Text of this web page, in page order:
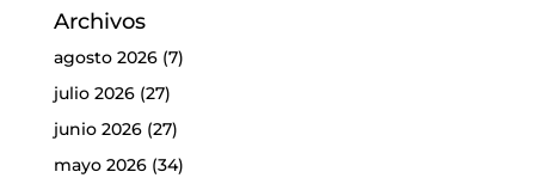
Archivos
agosto 2026(7)
julio 2026(27)
junio 2026(27)
mayo 2026(34)